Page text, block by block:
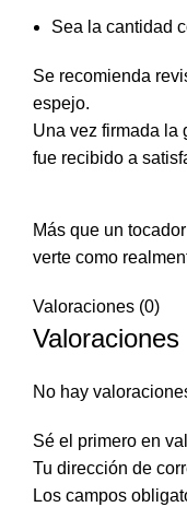
Sea la cantidad
Se recomienda
espejo.
Una vez firmada la
fue recibido a
Más que un
verte como
Valoraciones (0)
Valoraciones
No hay
Sé el primero en
Tu dirección de
Los campos